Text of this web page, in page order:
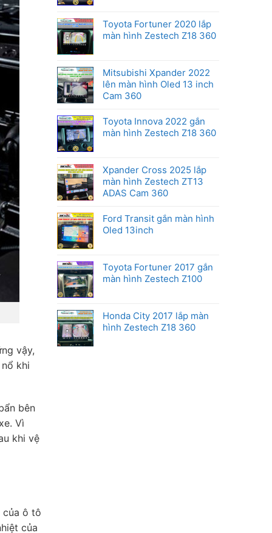
vậy,
khi
bên
Vì
khi vệ
của ô tô
của
Toyota Fortuner 2020 lắp
màn hình Zestech Z18 360
Mitsubishi Xpander 2022
lên màn hình Oled 13 inch
Cam 360
Toyota Innova 2022 gắn
màn hình Zestech Z18 360
Xpander Cross 2025 lắp
màn hình Zestech ZT13
ADAS Cam 360
Ford Transit gắn màn hình
Oled 13inch
Toyota Fortuner 2017 gắn
màn hình Zestech Z100
Honda City 2017 lắp màn
hình Zestech Z18 360